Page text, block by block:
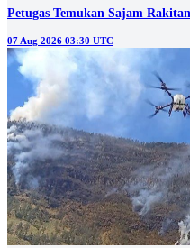
Petugas Temukan Sajam
07 Aug 2026 03:30 UTC